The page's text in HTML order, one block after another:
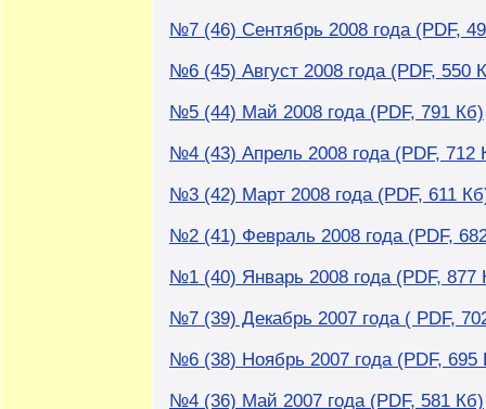
№7 (46) Сентябрь 2008 года (PDF,
№6 (45) Август 2008 года (PDF, 550
№5 (44) Май 2008 года (PDF, 791 Кб)
№4 (43) Апрель 2008 года (PDF, 712
№3 (42) Март 2008 года (PDF, 611
№2 (41) Февраль 2008 года (PDF,
№1 (40) Январь 2008 года (PDF, 877
№7 (39) Декабрь 2007 года ( PDF,
№6 (38) Ноябрь 2007 года (PDF, 695
№4 (36) Май 2007 года (PDF, 581 Кб)